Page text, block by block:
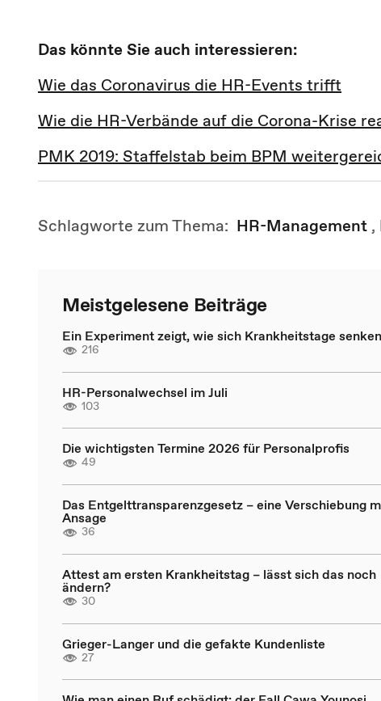
Das könnte Sie auch interessieren:
Wie das Coronavirus die HR-Events trifft
Wie die HR-Verbände auf die Corona-Krise
PMK 2019: Staffelstab beim BPM
Schlagworte zum Thema: HR-Management ,
Meistgelesene Beiträge
Ein Experiment zeigt, wie sich Krankheitstage
216
HR-Personalwechsel im Juli
103
Die wichtigsten Termine 2026 für Personalprofis
49
Das Entgelttransparenzgesetz – eine Verschiebung
Ansage
36
Attest am ersten Krankheitstag – lässt sich das noch
ändern?
30
Grieger-Langer und die gefakte Kundenliste
27